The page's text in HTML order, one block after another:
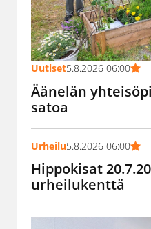
Uutiset5.8.2026 06:00
Äänelän
satoa
Urheilu5.8.2026 06:00
Hippokisat
urheilukenttä